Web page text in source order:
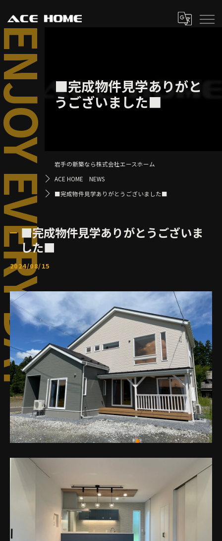
■完成物件見学ありがと
うございました■
岩手の新築なら株式会社エースホーム
ACE HOME NEWS
■完成物件見学ありがとうございました■
■完成物件見学ありがとうございま
した■
2024/08/15